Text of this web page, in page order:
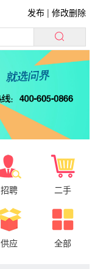
发布 |修改删除
招聘 二手
供应 全部